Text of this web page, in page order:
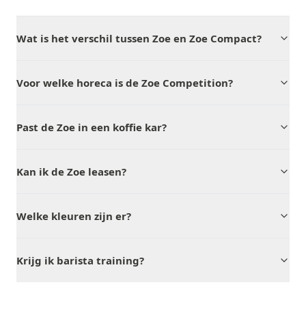
Wat is het verschil tussen Zoe en Zoe Compact?
Voor welke horeca is de Zoe Competition?
Past de Zoe in een koffie kar?
Kan ik de Zoe leasen?
Welke kleuren zijn er?
Krijg ik barista training?